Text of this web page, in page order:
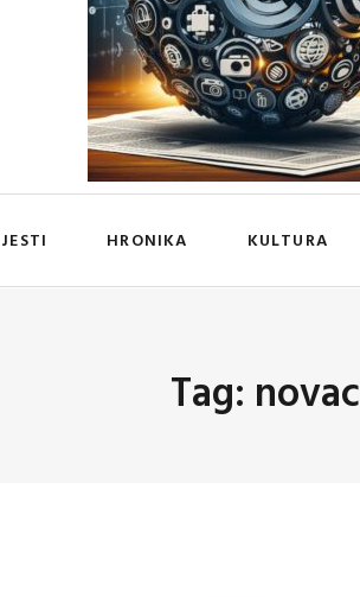
HRONIKA KULTURA
Tag: novac